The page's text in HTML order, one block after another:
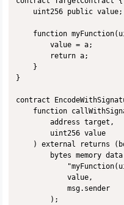
    uint256 public value;
function
        value = a;
        return a;
    }
}
contract
function
        address target,
        uint256 value
) external returns
bytes memory
            value,
            msg.sender
        );